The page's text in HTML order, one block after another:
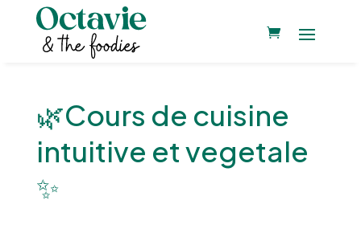
🌿Cours de cuisine
intuitive et vegetale
✨